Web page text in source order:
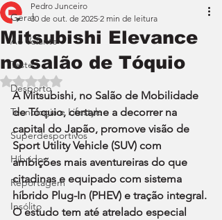
Geral
Ao Volante
Teste
Desporto
Tecnologia e Lifestyle
Superdesportivos
Híbridos
Reportagem
Insólito
Mitsubishi Elevance
no salão de Tóquio
Pedro Junceiro
30 de out. de 2025 2 min de leitura
Avaliado com NaN de 5 estrelas.
A Mitsubishi, no Salão de Mobilidade
de Tóquio, certame a decorrer na
capital do Japão, promove visão de
Sport Utility Vehicle (SUV) com
ambições mais aventureiras do que
citadinas e equipado com sistema
híbrido Plug-In (PHEV) e tração integral.
O estudo tem até atrelado especial